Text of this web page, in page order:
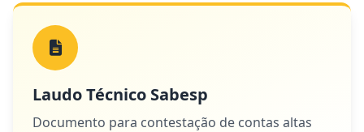
Laudo Técnico Sabesp
Documento para contestação de contas altas